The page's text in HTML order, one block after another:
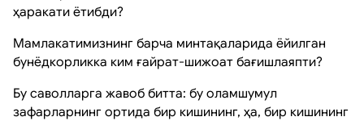
ҳаракати ётибди?
Мамлакатимизнинг барча минтақаларида ёйилган
бунёдкорликка ким ғайрат-шижоат бағишлаяпти?
Бу саволларга жавоб битта: бу оламшумул
зафарларнинг ортида бир кишининг, ҳа, бир кишининг